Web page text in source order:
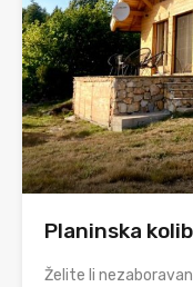
Planinska
Želite li